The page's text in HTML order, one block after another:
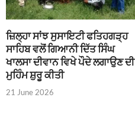
ਜ਼ਿਲ੍ਹਾ ਸਾਂਝ ਸੁਸਾਇਟੀ ਫਤਿਹਗੜ੍ਹ
ਸਾਹਿਬ ਵਲੋਂ ਗਿਆਨੀ ਦਿੱਤ ਸਿੰਘ
ਖਾਲਸਾ ਦੀਵਾਨ ਵਿਖੇ ਪੌਦੇ ਲਗਾਉਣ ਦੀ
ਮੁਹਿੰਮ ਸ਼ੁਰੂ ਕੀਤੀ
21 June 2026